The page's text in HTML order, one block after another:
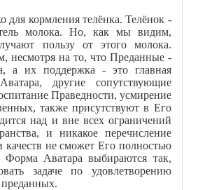
для кормления телёнка. Телёнок -
молока. Но, как мы видим,
пользу от этого молока.
несмотря на то, что Преданные -
а их поддержка - это главная
другие сопутствующие
Праведности, усмирение
также присутствуют в Его
над и вне всех ограничений
и никакое перечисление
качеств не сможет Его полностью
Форма Аватара выбираются так,
задаче по удовлетворению